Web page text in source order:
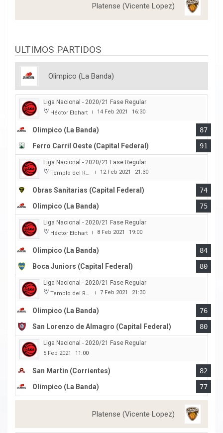
Platense (Vicente Lopez)
ULTIMOS PARTIDOS
Olimpico (La Banda)
Liga Nacional - 2020/21 Fase Regular
Héctor Etchart | 14 Feb 2021 16:30
Olimpico (La Banda)
87
Ferro Carril Oeste (Capital Federal)
91
Liga Nacional - 2020/21 Fase Regular
Templo del Rock | 12 Feb 2021 21:30
Obras Sanitarias (Capital Federal)
74
Olimpico (La Banda)
75
Liga Nacional - 2020/21 Fase Regular
Héctor Etchart | 8 Feb 2021 19:00
Olimpico (La Banda)
84
Boca Juniors (Capital Federal)
80
Liga Nacional - 2020/21 Fase Regular
Templo del Rock | 7 Feb 2021 21:30
Olimpico (La Banda)
76
San Lorenzo de Almagro (Capital Federal)
80
Liga Nacional - 2020/21 Fase Regular
5 Feb 2021 11:00
San Martin (Corrientes)
82
Olimpico (La Banda)
77
Platense (Vicente Lopez)